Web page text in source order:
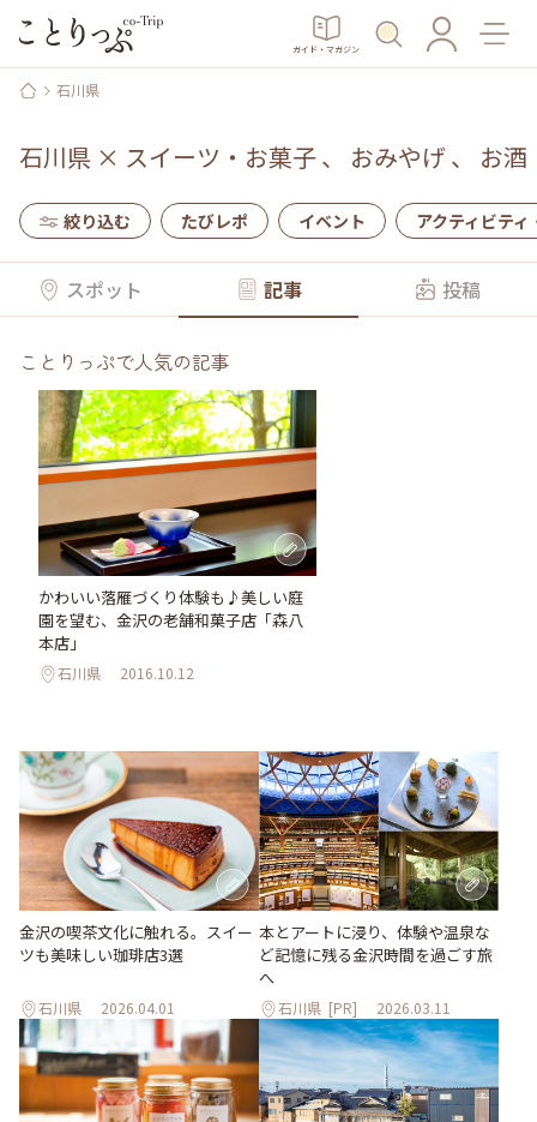
ガイド・マガジン
石川県
石川県 × スイーツ・お菓子、 おみやげ 、 お酒
絞り込む たびレポ イベント アクティビティ
スポット 記事 投稿
ことりっぷで人気の記事
かわいい落雁づくり体験も♪美しい庭
園を望む、金沢の老舗和菓子店「森八
本店」
石川県 2016.10.12
金沢の喫茶文化に触れる。スイー
ツも美味しい珈琲店3選
石川県 2026.04.01
本とアートに浸り、体験や温泉な
ど記憶に残る金沢時間を過ごす旅
へ
石川県 [PR] 2026.03.11